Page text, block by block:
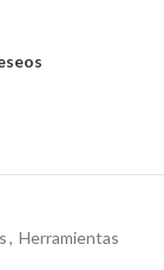
, Herramientas